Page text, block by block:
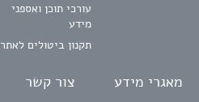
עורכי תוכן ואספני
מידע
תקנון ביטולים לאתר
מאגרי מידע צור קשר